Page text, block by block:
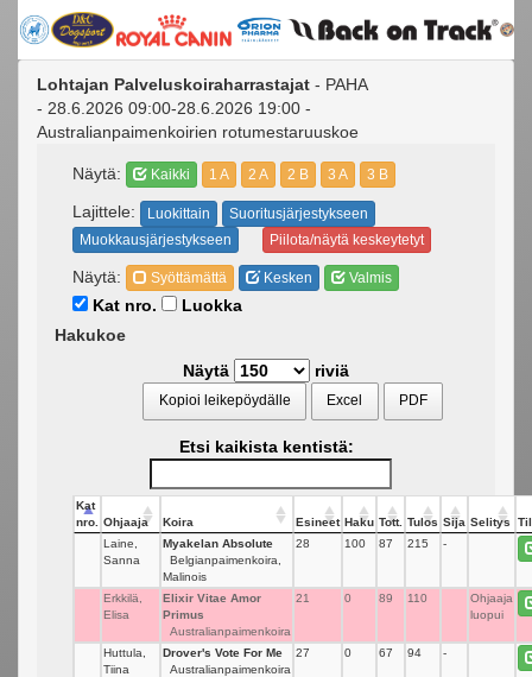
Lohtajan Palveluskoiraharrastajat - PAHA
- 28.6.2026 09:00-28.6.2026 19:00 -
Australianpaimenkoirien rotumestaruuskoe
Näytä: Kaikki 1 A 2 A 2 B 3 A 3 B
Lajittele: Luokittain
Suoritusjärjestykseen
Muokkausjärjestykseen
Piilota/näytä keskeytetyt
Näytä: Syöttämättä Kesken Valmis
Kat nro.
Luokka
Hakukoe
Näytä
riviä
Kopioi leikepöydälle Excel PDF
Etsi kaikista kentistä:
Kat
nro.
Ohjaaja Koira Esineet Haku Tott. Tulos Sija Selitys
Laine,
Sanna
Myakelan Absolute
Belgianpaimenkoira,
Malinois
28 100 87 215 -
Erkkilä,
Elisa
Elixir Vitae Amor
Primus
Australianpaimenkoira
21 0 89 110
Ohjaaja
luopui
Huttula,
Tiina
Drover's Vote For Me
Australianpaimenkoira
27 0 67 94 -